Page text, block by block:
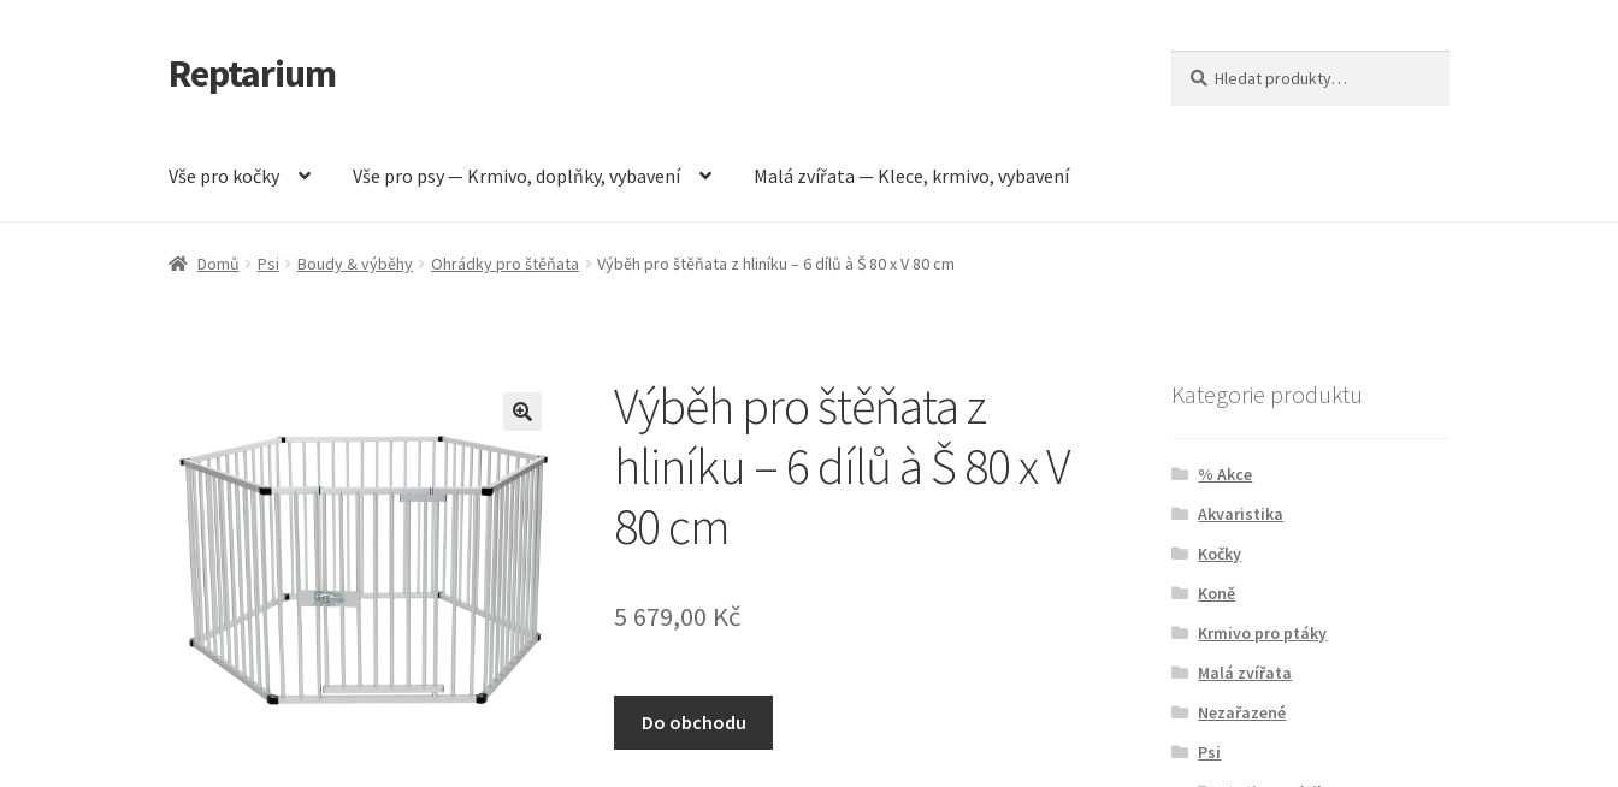
Přeskočit
na
Přejít
k
Reptarium
Vše pro kočky Vše pro psy — Krmivo, doplňky, vybavení Malá zvířata — Klece, krmivo, vybavení
Úvodní stránka Košík Malá zvířata — Klece, krmivo, vybavení Můj účet Obchod PokladnaVše pro kočky
Domů Psi Boudy & výběhy Ohrádky pro štěňata Výběh pro štěňata z hliníku – 6 dílů à Š 80 x V 80 cm
Výběh pro štěňata z
hliníku – 6 dílů à Š 80 x V
80 cm
5 679,00 Kč
Do obchodu
Kategorie produktu
% Akce
Akvaristika
Kočky
Koně
Krmivo pro ptáky
Malá zvířata
Nezařazené
Psi